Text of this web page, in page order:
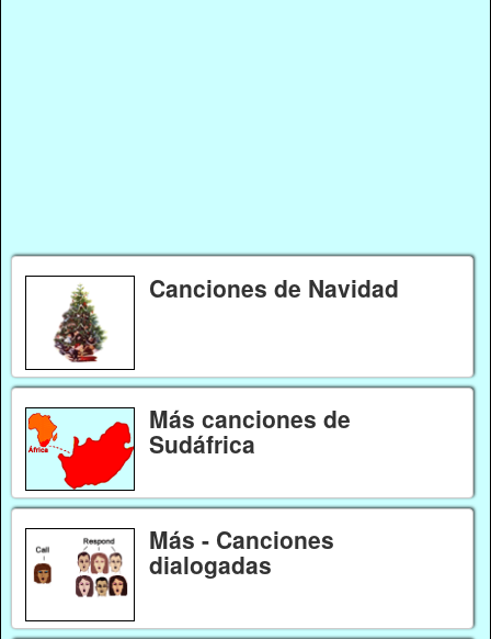
Canciones de Navidad
Más canciones de
Sudáfrica
Más - Canciones
dialogadas